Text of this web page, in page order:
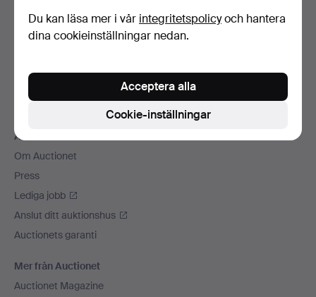
Kontakta support
Sociala medier
Auctionet
Om Auctionet
Press
Lediga jobb
Anslut ditt auktionshus
Auctionets garanti
Mer från Auctionet
Auctionet Magazine
Du kan läsa mer i vår integritetspolicyoch hantera
dina cookieinställningar nedan.
Cookie-inställningar
Acceptera alla